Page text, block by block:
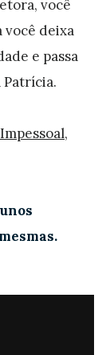
você
você deixa
e passa
Patrícia.